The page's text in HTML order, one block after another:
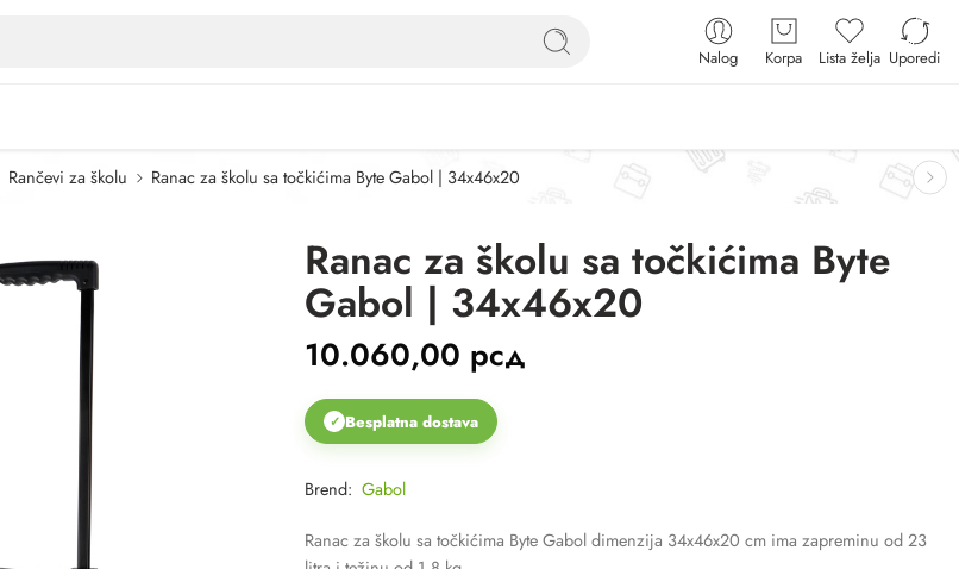
Nalog Korpa Lista želja Uporedi
Rančevi za školu Ranac za školu sa točkićima Byte Gabol | 34x46x20
Ranac za školu sa točkićima Byte
Gabol | 34x46x20
10.060,00 рсд
✓ Besplatna dostava
Brend: Gabol
Ranac za školu sa točkićima Byte Gabol dimenzija 34x46x20 cm ima zapreminu od 23